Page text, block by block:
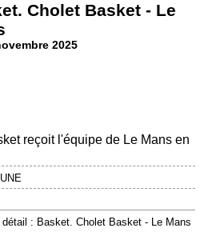
Cholet Basket - Le
2025
reçoit l'équipe de Le Mans en
détail : Basket. Cholet Basket - Le Mans